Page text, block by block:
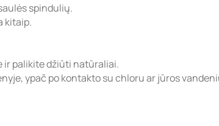
spindulių.
kitaip.
ir palikite džiūti natūraliai.
ypač po kontakto su chloru ar jūros